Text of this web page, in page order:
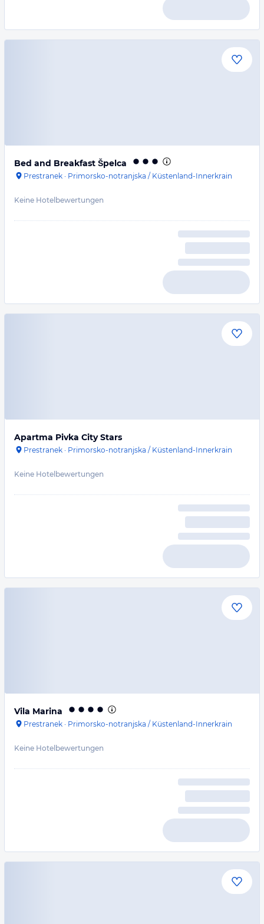
Bed and Breakfast Špelca
Prestranek · Primorsko-notranjska / Küstenland-Innerkrain
Keine Hotelbewertungen
Apartma Pivka City Stars
Prestranek · Primorsko-notranjska / Küstenland-Innerkrain
Keine Hotelbewertungen
Vila Marina
Prestranek · Primorsko-notranjska / Küstenland-Innerkrain
Keine Hotelbewertungen